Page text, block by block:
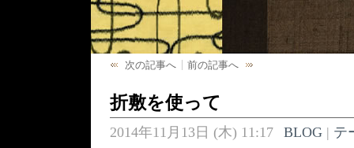
次の記事へ 前の記事へ
折敷を使って
2014年11月13日 (木) 11:17 BLOG| テ